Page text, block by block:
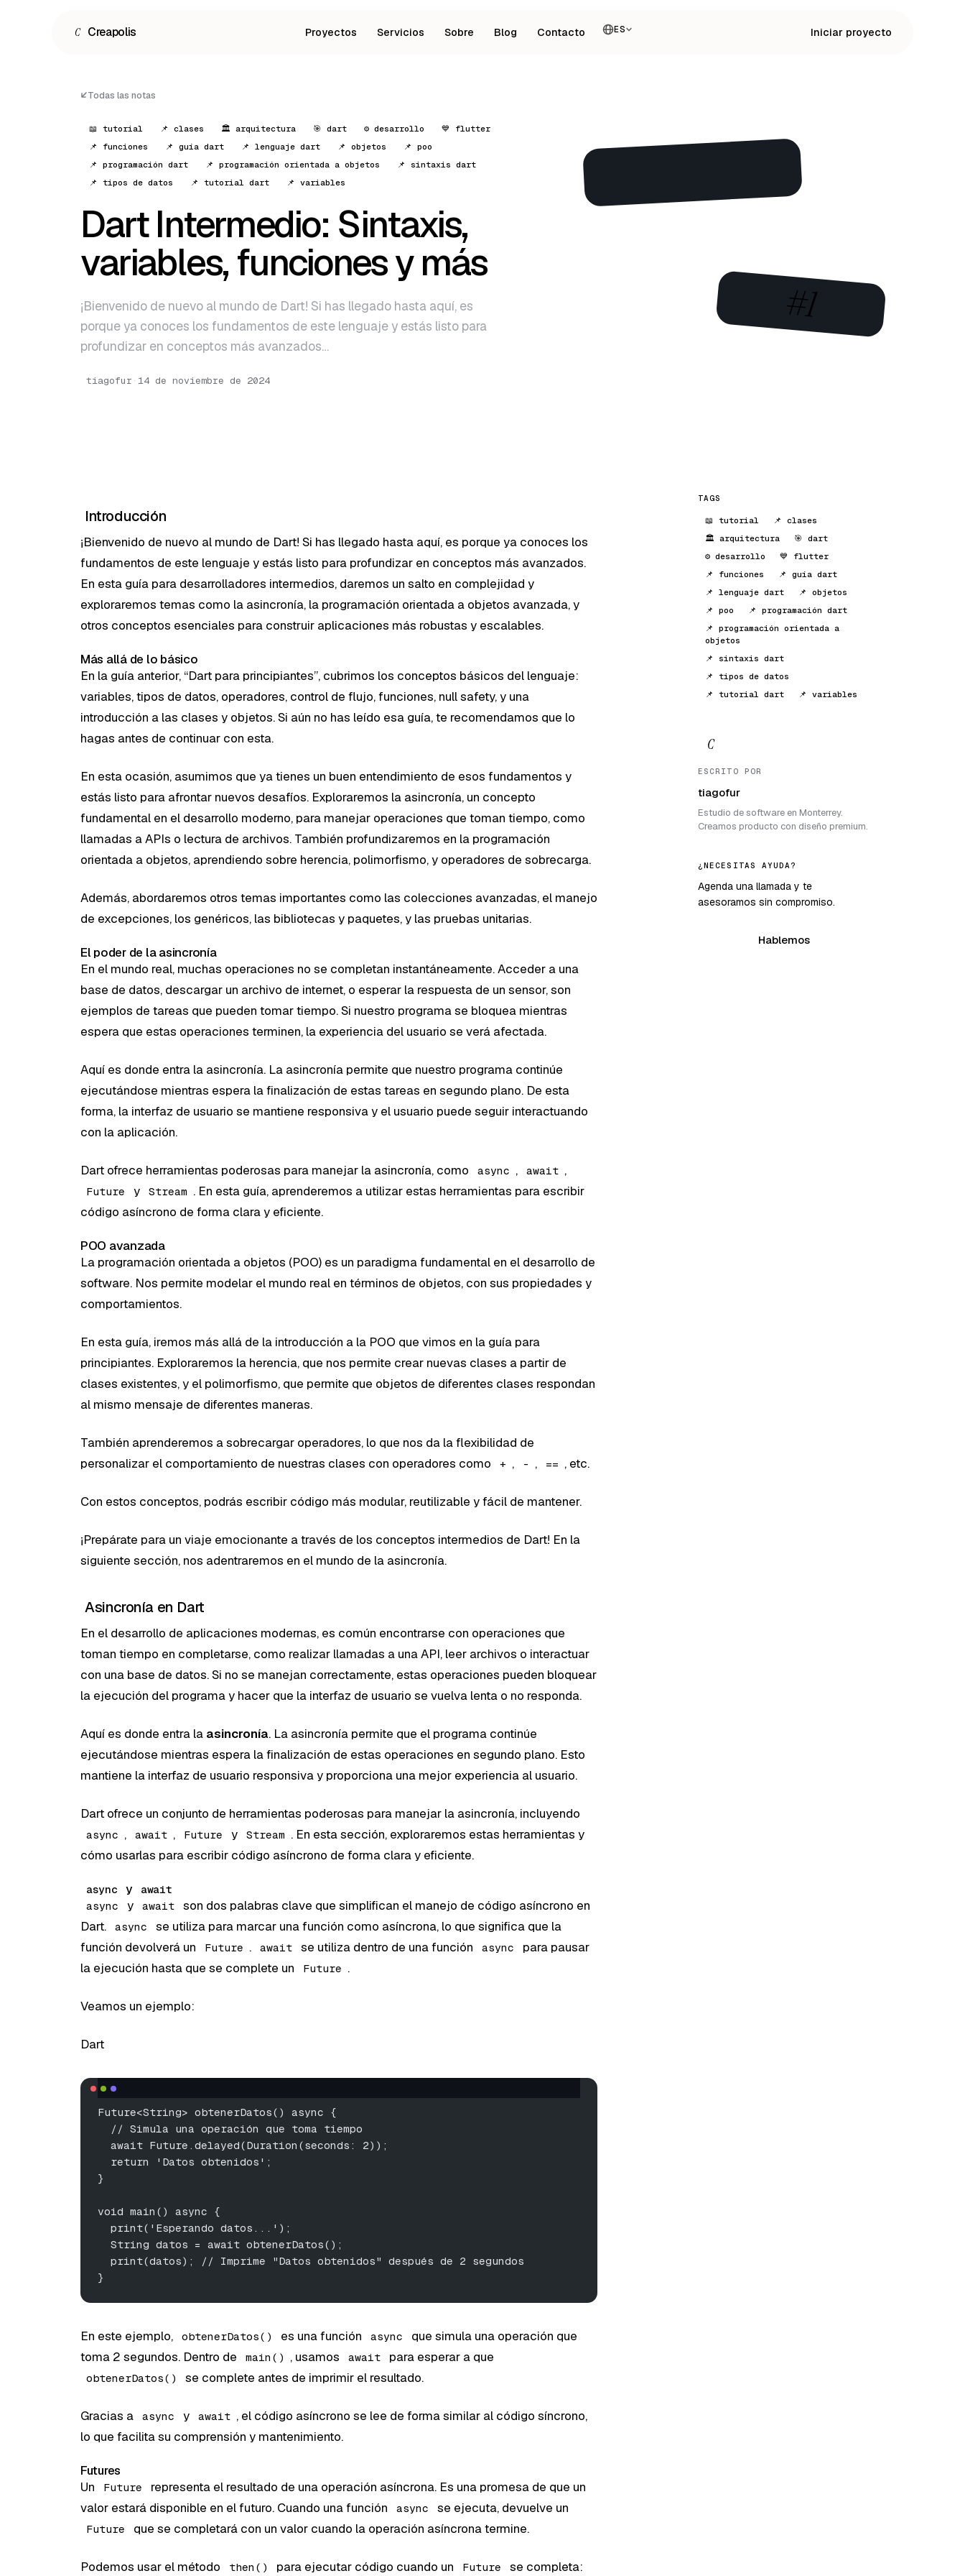
C Creapolis Proyectos Servicios Sobre Blog Contacto ES Iniciar proyecto
Todas las notas
📖 tutorial 📌 clases 🏛 arquitectura 🎯 dart ⚙️ desarrollo
💙 flutter
📌 funciones
📌 guía dart 📌 lenguaje dart 📌 objetos
📌 poo
📌 programación dart
📌 programación orientada a objetos
📌 sintaxis dart
📌 tipos de datos
📌 tutorial dart 📌 variables
Dart Intermedio: Sintaxis,
variables, funciones y más
¡Bienvenido de nuevo al mundo de Dart! Si has llegado hasta aquí, es
porque ya conoces los fundamentos de este lenguaje y estás listo para
profundizar en conceptos más avanzados…
tiagofur · 14 de noviembre de 2024
#1
Introducción
¡Bienvenido de nuevo al mundo de Dart! Si has llegado hasta aquí, es porque ya conoces los
fundamentos de este lenguaje y estás listo para profundizar en conceptos más avanzados.
En esta guía para desarrolladores intermedios, daremos un salto en complejidad y
exploraremos temas como la asincronía, la programación orientada a objetos avanzada, y
otros conceptos esenciales para construir aplicaciones más robustas y escalables.
Más allá de lo básico
En la guía anterior, “Dart para principiantes”, cubrimos los conceptos básicos del lenguaje:
variables, tipos de datos, operadores, control de flujo, funciones, null safety, y una
introducción a las clases y objetos. Si aún no has leído esa guía, te recomendamos que lo
hagas antes de continuar con esta.
En esta ocasión, asumimos que ya tienes un buen entendimiento de esos fundamentos y
estás listo para afrontar nuevos desafíos. Exploraremos la asincronía, un concepto
fundamental en el desarrollo moderno, para manejar operaciones que toman tiempo, como
llamadas a APIs o lectura de archivos. También profundizaremos en la programación
orientada a objetos, aprendiendo sobre herencia, polimorfismo, y operadores de sobrecarga.
Además, abordaremos otros temas importantes como las colecciones avanzadas, el manejo
de excepciones, los genéricos, las bibliotecas y paquetes, y las pruebas unitarias.
El poder de la asincronía
En el mundo real, muchas operaciones no se completan instantáneamente. Acceder a una
base de datos, descargar un archivo de internet, o esperar la respuesta de un sensor, son
ejemplos de tareas que pueden tomar tiempo. Si nuestro programa se bloquea mientras
espera que estas operaciones terminen, la experiencia del usuario se verá afectada.
Aquí es donde entra la asincronía. La asincronía permite que nuestro programa continúe
ejecutándose mientras espera la finalización de estas tareas en segundo plano. De esta
forma, la interfaz de usuario se mantiene responsiva y el usuario puede seguir interactuando
con la aplicación.
Dart ofrece herramientas poderosas para manejar la asincronía, como async , await ,
Future y Stream . En esta guía, aprenderemos a utilizar estas herramientas para escribir
código asíncrono de forma clara y eficiente.
POO avanzada
La programación orientada a objetos (POO) es un paradigma fundamental en el desarrollo de
software. Nos permite modelar el mundo real en términos de objetos, con sus propiedades y
comportamientos.
En esta guía, iremos más allá de la introducción a la POO que vimos en la guía para
principiantes. Exploraremos la herencia, que nos permite crear nuevas clases a partir de
clases existentes, y el polimorfismo, que permite que objetos de diferentes clases respondan
al mismo mensaje de diferentes maneras.
También aprenderemos a sobrecargar operadores, lo que nos da la flexibilidad de
personalizar el comportamiento de nuestras clases con operadores como
+ , - , == , etc.
Con estos conceptos, podrás escribir código más modular, reutilizable y fácil de mantener.
¡Prepárate para un viaje emocionante a través de los conceptos intermedios de Dart! En la
siguiente sección, nos adentraremos en el mundo de la asincronía.
Asincronía en Dart
En el desarrollo de aplicaciones modernas, es común encontrarse con operaciones que
toman tiempo en completarse, como realizar llamadas a una API, leer archivos o interactuar
con una base de datos. Si no se manejan correctamente, estas operaciones pueden bloquear
la ejecución del programa y hacer que la interfaz de usuario se vuelva lenta o no responda.
Aquí es donde entra la asincronía. La asincronía permite que el programa continúe
ejecutándose mientras espera la finalización de estas operaciones en segundo plano. Esto
mantiene la interfaz de usuario responsiva y proporciona una mejor experiencia al usuario.
Dart ofrece un conjunto de herramientas poderosas para manejar la asincronía, incluyendo
async , await , Future y Stream . En esta sección, exploraremos estas herramientas y
cómo usarlas para escribir código asíncrono de forma clara y eficiente.
async y
await
async
y await
son dos palabras clave que simplifican el manejo de código asíncrono en
Dart.
async
se utiliza para marcar una función como asíncrona, lo que significa que la
función devolverá un
Future . await se utiliza dentro de una función async
para pausar
la ejecución hasta que se complete un
Future .
Veamos un ejemplo:
Dart
Future<String> obtenerDatos() async {
  // Simula una operación que toma tiempo
  await Future.delayed(Duration(seconds: 2));
  return 'Datos obtenidos';
}
void main() async {
  print('Esperando datos...');
  String datos = await obtenerDatos();
  print(datos); // Imprime "Datos obtenidos" después de 2 segundos
}
En este ejemplo, obtenerDatos() es una función async
que simula una operación que
toma 2 segundos. Dentro de
main() , usamos await para esperar a que
obtenerDatos() se complete antes de imprimir el resultado.
Gracias a async y await , el código asíncrono se lee de forma similar al código síncrono,
lo que facilita su comprensión y mantenimiento.
Futures
Un
Future
representa el resultado de una operación asíncrona. Es una promesa de que un
valor estará disponible en el futuro. Cuando una función
async se ejecuta, devuelve un
Future que se completará con un valor cuando la operación asíncrona termine.
Podemos usar el método then() para ejecutar código cuando un Future se completa:
TAGS
📖 tutorial
📌 clases
🏛 arquitectura
🎯 dart
⚙️ desarrollo
💙 flutter
📌 funciones
📌 guía dart
📌 lenguaje dart
📌 objetos
📌 poo
📌 programación dart
📌 programación orientada a
objetos
📌 sintaxis dart
📌 tipos de datos
📌 tutorial dart
📌 variables
C
ESCRITO POR
tiagofur
Estudio de software en Monterrey.
Creamos producto con diseño premium.
¿NECESITAS AYUDA?
Agenda una llamada y te
asesoramos sin compromiso.
Hablemos